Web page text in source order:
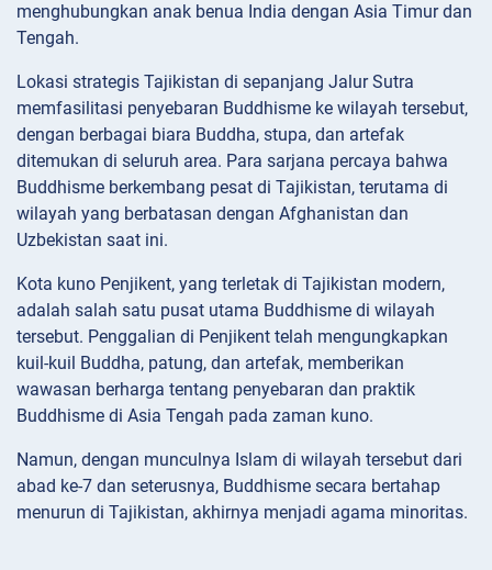
menghubungkan anak benua India dengan Asia Timur dan
Tengah.
Lokasi strategis Tajikistan di sepanjang Jalur Sutra
memfasilitasi penyebaran Buddhisme ke wilayah tersebut,
dengan berbagai biara Buddha, stupa, dan artefak
ditemukan di seluruh area. Para sarjana percaya bahwa
Buddhisme berkembang pesat di Tajikistan, terutama di
wilayah yang berbatasan dengan Afghanistan dan
Uzbekistan saat ini.
Kota kuno Penjikent, yang terletak di Tajikistan modern,
adalah salah satu pusat utama Buddhisme di wilayah
tersebut. Penggalian di Penjikent telah mengungkapkan
kuil-kuil Buddha, patung, dan artefak, memberikan
wawasan berharga tentang penyebaran dan praktik
Buddhisme di Asia Tengah pada zaman kuno.
Namun, dengan munculnya Islam di wilayah tersebut dari
abad ke-7 dan seterusnya, Buddhisme secara bertahap
menurun di Tajikistan, akhirnya menjadi agama minoritas.